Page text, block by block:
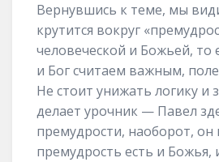
Вернувшись к теме, мы
крутится вокруг
человеческой и Божьей, то
и Бог считаем важным,
Не стоит унижать логику и
делает урочник — Павел
премудрости, наоборот, он
премудрость есть и Божья,